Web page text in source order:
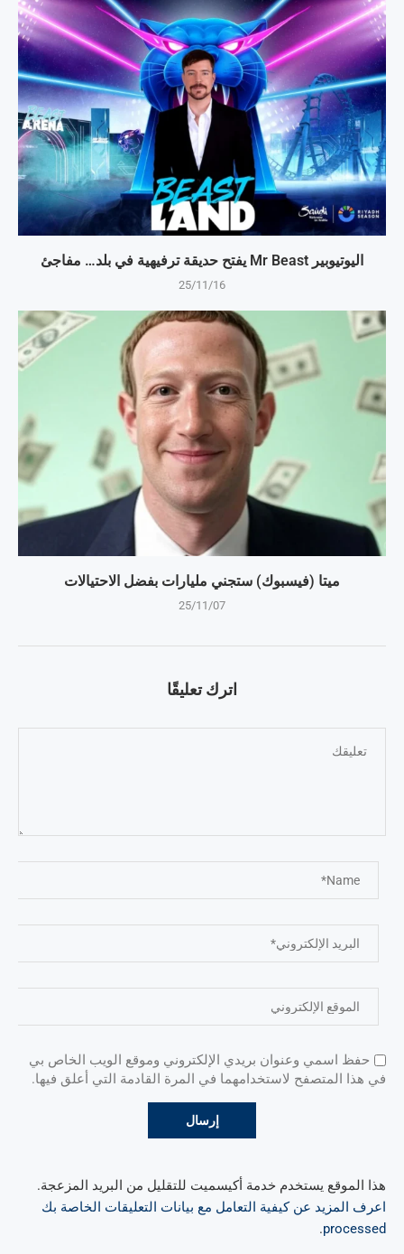
اليوتيوبير Mr Beast يفتح حديقة ترفيهية في بلد… مفاجئ
25/11/16
ميتا (فيسبوك) ستجني مليارات بفضل الاحتيالات
25/11/07
اترك تعليقًا
حفظ اسمي وعنوان بريدي الإلكتروني وموقع الويب الخاص بي
في هذا المتصفح لاستخدامهما في المرة القادمة التي أعلق فيها.
هذا الموقع يستخدم خدمة أكيسميت للتقليل من البريد المزعجة.
اعرف المزيد عن كيفية التعامل مع بيانات التعليقات الخاصة بك
processed
.